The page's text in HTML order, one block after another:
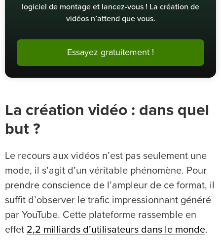
logiciel de montage et lancez-vous ! La création de
vidéos n’attend que vous.
Essayez gratuitement !
La création vidéo : dans quel
but ?
Le recours aux vidéos n’est pas seulement une
mode, il s’agit d’un véritable phénomène. Pour
prendre conscience de l’ampleur de ce format, il
suffit d’observer le trafic impressionnant généré
par YouTube. Cette plateforme rassemble en
effet 2,2 milliards d’utilisateurs dans le monde.